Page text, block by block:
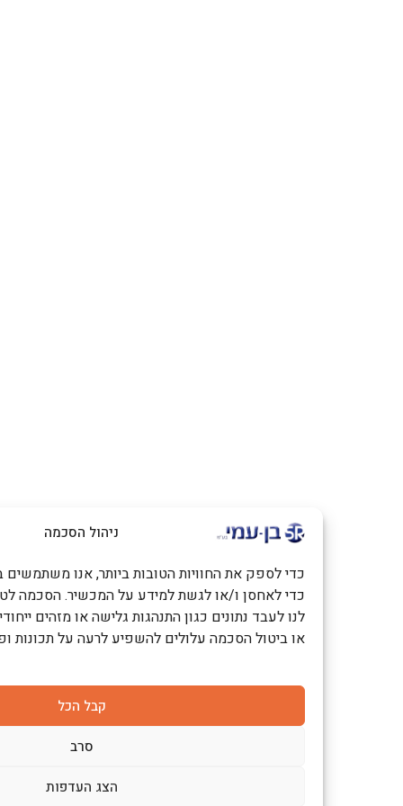
כדי לספק את החוויות הטובות ביותר, אנו משתמשים בטכנולוגיות
כדי לאחסן ו/או לגשת למידע על המכשיר. הסכמה לטכנולוגיות
לנו לעבד נתונים כגון התנהגות גלישה או מזהים ייחודיים באתר
או ביטול הסכמה עלולים להשפיע לרעה על תכונות ופונקציות